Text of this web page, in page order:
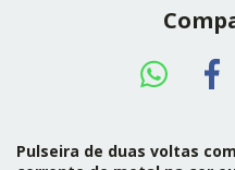
Pulseira de duas voltas